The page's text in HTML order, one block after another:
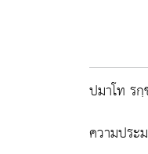
ปมาโท ร
ความประ